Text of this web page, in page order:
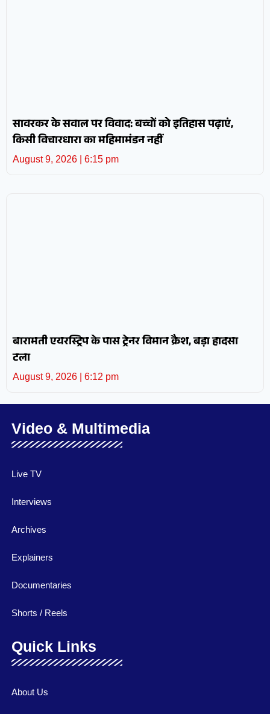
सावरकर के सवाल पर विवाद: बच्चों को इतिहास पढ़ाएं,
किसी विचारधारा का महिमामंडन नहीं
August 9, 2026 6:15 pm
बारामती एयरस्ट्रिप के पास ट्रेनर विमान क्रैश, बड़ा हादसा
टला
August 9, 2026 6:12 pm
Video & Multimedia
Live TV
Interviews
Archives
Explainers
Documentaries
Shorts / Reels
Quick Links
About Us